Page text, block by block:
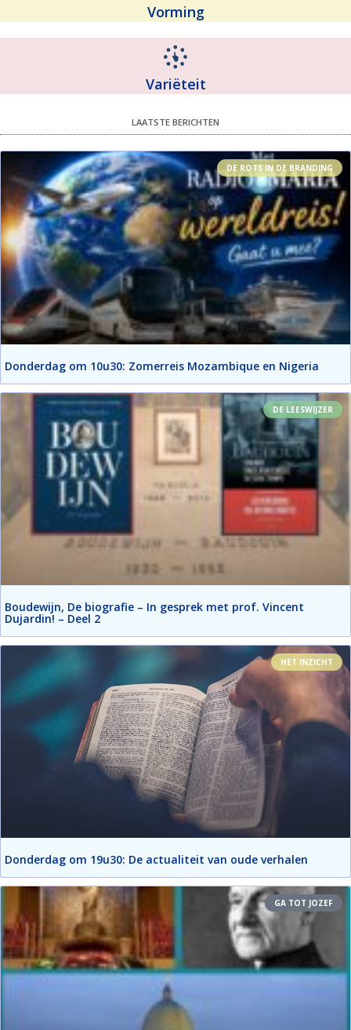
Vorming
Variëteit
LAATSTE BERICHTEN
DE ROTS IN DE BRANDING
Donderdag om 10u30: Zomerreis Mozambique en Nigeria
DE LEESWIJZER
Boudewijn, De biografie – In gesprek met prof. Vincent
Dujardin! – Deel 2
HET INZICHT
Donderdag om 19u30: De actualiteit van oude verhalen
GA TOT JOZEF